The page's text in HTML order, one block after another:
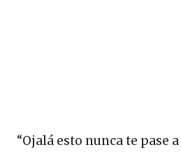
“Ojalá esto nunca te pase